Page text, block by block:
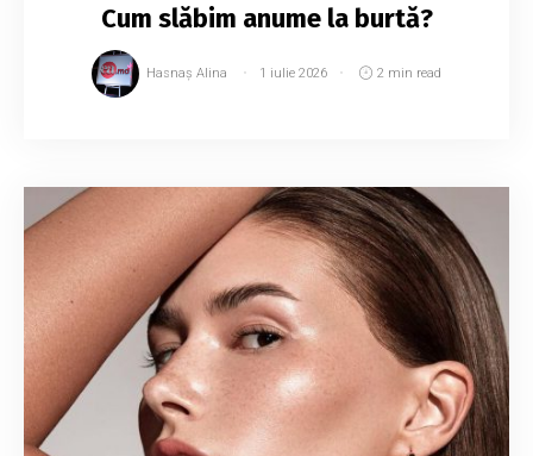
Cum slăbim anume la burtă?
Hasnaș Alina 1 iulie 2026 2 min read